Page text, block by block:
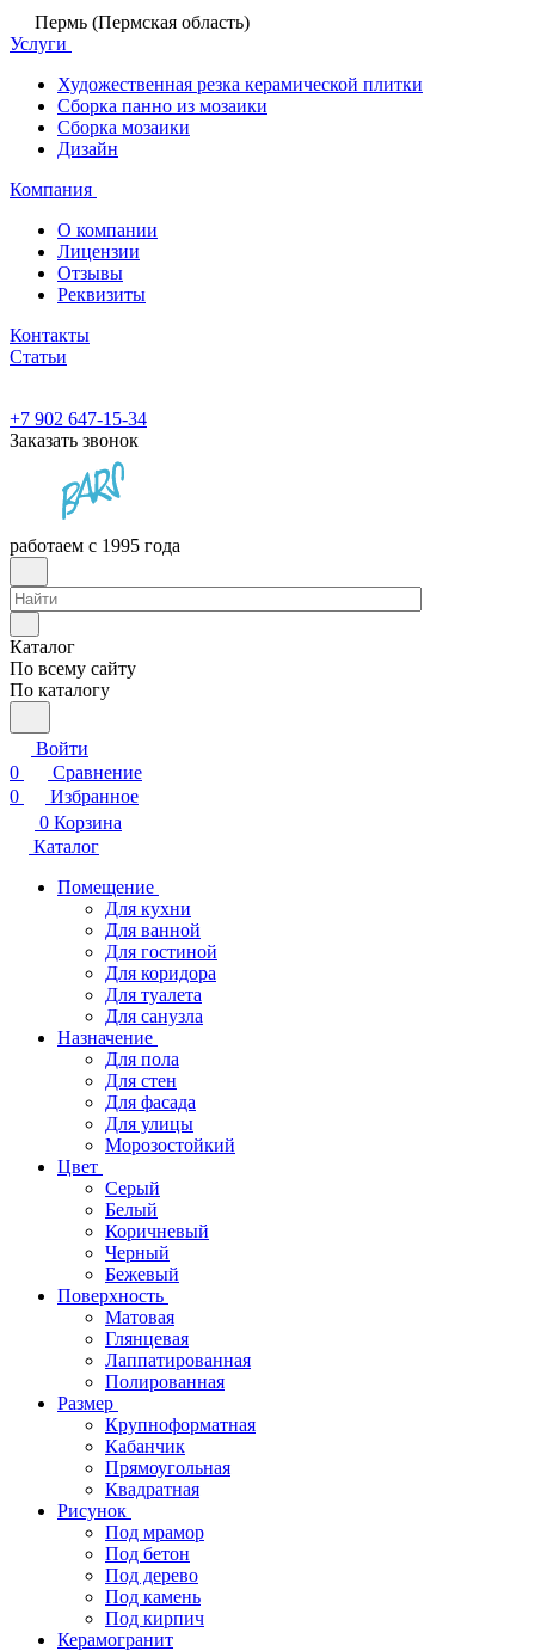
Пермь (Пермская область)
Услуги
Художественная резка керамической плитки
Сборка панно из мозаики
Сборка мозаики
Дизайн
Компания
О компании
Лицензии
Отзывы
Реквизиты
Контакты
Статьи
+7 902 647-15-34
Заказать звонок
работаем с 1995 года
Каталог
По всему сайту
По каталогу
Войти
0
Сравнение
0
Избранное
0 Корзина
Каталог
Помещение
Для кухни
Для ванной
Для гостиной
Для коридора
Для туалета
Для санузла
Назначение
Для пола
Для стен
Для фасада
Для улицы
Морозостойкий
Цвет
Серый
Белый
Коричневый
Черный
Бежевый
Поверхность
Матовая
Глянцевая
Лаппатированная
Полированная
Размер
Крупноформатная
Кабанчик
Прямоугольная
Квадратная
Рисунок
Под мрамор
Под бетон
Под дерево
Под камень
Под кирпич
Керамогранит